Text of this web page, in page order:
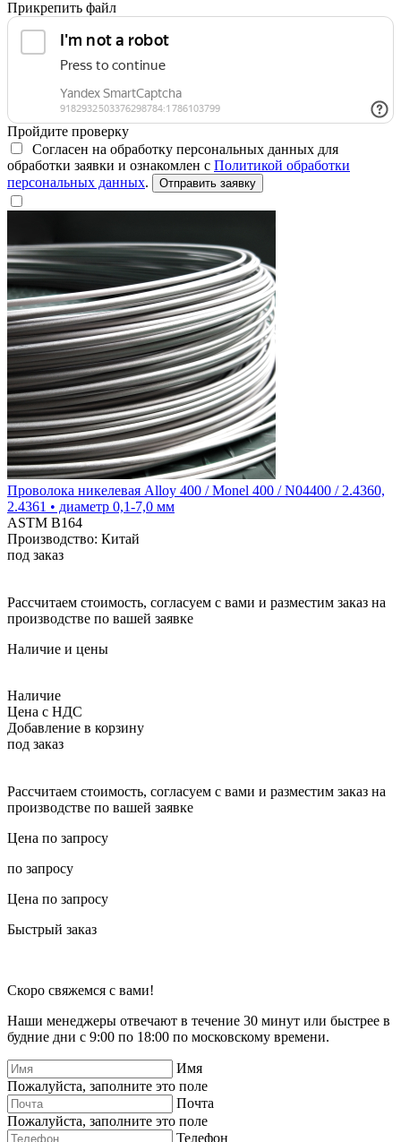
Прикрепить файл
Пройдите проверку
Согласен на обработку персональных данных для
обработки заявки и ознакомлен с Политикой обработки
персональных данных. Отправить заявку
Проволока никелевая Alloy 400 / Monel 400 / N04400 / 2.4360,
2.4361 • диаметр 0,1-7,0 мм
ASTM B164
Производство: Китай
под заказ
Рассчитаем стоимость, согласуем с вами и разместим заказ на
производстве по вашей заявке
Наличие и цены
Наличие
Цена с НДС
Добавление в корзину
под заказ
Рассчитаем стоимость, согласуем с вами и разместим заказ на
производстве по вашей заявке
Цена по запросу
по запросу
Цена по запросу
Быстрый заказ
Скоро свяжемся с вами!
Наши менеджеры отвечают в течение 30 минут или быстрее в
будние дни с 9:00 по 18:00 по московскому времени.
Имя
Пожалуйста, заполните это поле
Почта
Пожалуйста, заполните это поле
Телефон